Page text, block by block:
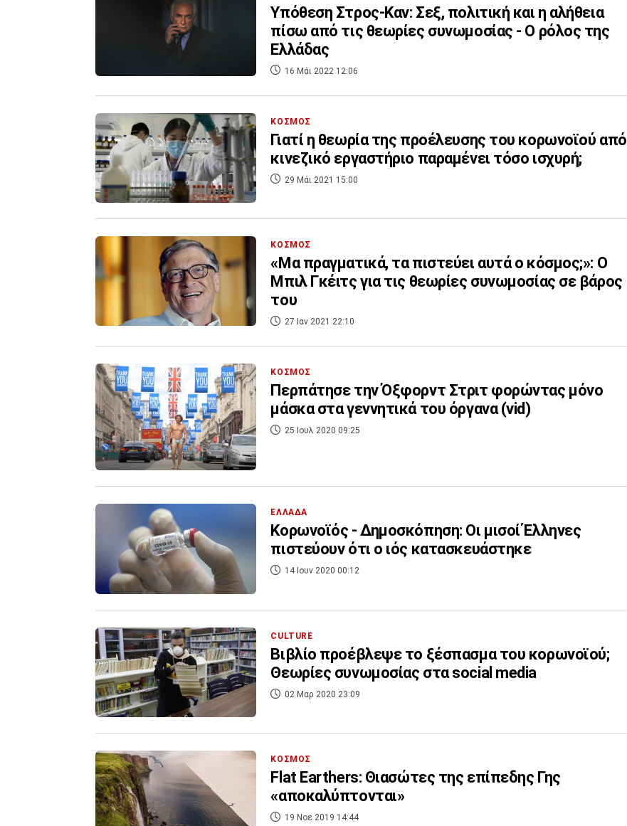
Υπόθεση Στρος-Καν: Σεξ, πολιτική και η αλήθεια
πίσω από τις θεωρίες συνωμοσίας - Ο ρόλος της
Ελλάδας
16 Μάι 2022 12:06
ΚΟΣΜΟΣ
Γιατί η θεωρία της προέλευσης του κορωνοϊού από
κινεζικό εργαστήριο παραμένει τόσο ισχυρή;
29 Μάι 2021 15:00
ΚΟΣΜΟΣ
«Μα πραγματικά, τα πιστεύει αυτά ο κόσμος;»: Ο
Μπιλ Γκέιτς για τις θεωρίες συνωμοσίας σε βάρος
του
27 Ιαν 2021 22:10
ΚΟΣΜΟΣ
Περπάτησε την Όξφορντ Στριτ φορώντας μόνο
μάσκα στα γεννητικά του όργανα (vid)
25 Ιουλ 2020 09:25
ΕΛΛΑΔΑ
Κορωνοϊός - Δημοσκόπηση: Οι μισοί Έλληνες
πιστεύουν ότι ο ιός κατασκευάστηκε
14 Ιουν 2020 00:12
CULTURE
Bιβλίο προέβλεψε το ξέσπασμα του κορωνοϊού;
Θεωρίες συνωμοσίας στα social media
02 Μαρ 2020 23:09
ΚΟΣΜΟΣ
Flat Earthers: Θιασώτες της επίπεδης Γης
«αποκαλύπτονται»
19 Νοε 2019 14:44